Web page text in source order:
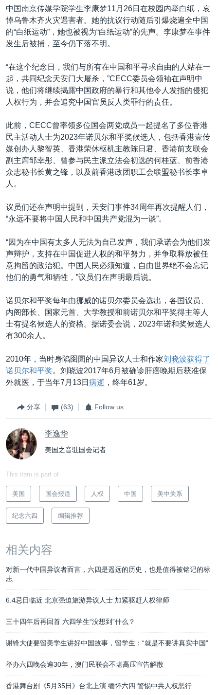
中国南京传媒学院学生李康梦11月26日在校园内举白纸，哀
悼乌鲁木齐火灾遇害者。她的抗议行动随后引爆烧遍全中国
的“白纸运动”，她也被视为“白纸运动”的先声。李康梦在事件
发生后被捕，至今仍下落不明。
“在这个纪念日，我们与所有在中国和平寻求自由的人站在一
起，共同纪念天安门大屠杀，”CECC委员会领袖在声明中
说，他们将继续揭露中国政府的暴行和其他令人发指的侵犯
人权行为，并会追究中国官员反人类罪行的责任。
此前，CECC曾率领多位国会两党成员一起提名了多位香港
民主活动人士为2023年诺贝尔和平奖候选人，包括香港壹传
媒创办人黎智英、香港荣休枢机主教陈日君、香港前支联会
副主席邹幸彤、曾参与民主派立法会初选的何桂蓝、前香港
众志秘书长黄之锋，以及前香港政团职工会联盟秘书长李卓
人。
议员们还在声明中提到，天安门事件34周年再次提醒人们，
“永远不要将中国人民和中国共产党混为一谈”。
“因为在中国有太多人无法为自己发声，我们承诺会为他们发
声辩护，支持在中国促进人权的和平努力，并争取释放被任
意拘留的政治犯。中国人民必须知道，自由世界绝不会忘记
他们的勇气和牺牲，”议员们在声明最后说。
诺贝尔和平奖每年由挪威的诺贝尔委员会选出，各国议员、
内阁部长、国家元首、大学教授和前诺贝尔和平奖得主等人
士有提名候选人的资格。据诺委会说，2023年诺和奖候选人
有300余人。
2010年，当时身陷囹圄的中国异议人士和作家刘晓波获得了
诺贝尔和平奖。刘晓波2017年6月被确诊肝癌晚期后获准保
外就医，于当年7月13日 病逝 ，终年61岁。
分享 (63) Follow us
李逸华
美国之音驻国会记者
This item is part of
美国 国会报道 人权 中国 美中关系
纪念六四 编辑推荐
相关内容
对新一代中国异议者而言，六四是遥远的历史，也是值得被铭记的标
志
6.4忌日临近 北京强迫旅游异议人士 加紧驱赶人权律师
三十四年后再回首 六四学生“没想到”什么？
谢锋大使要留美学生讲好中国故事，留学生：“就是不要讲真实中国”
举办六四晚会逾30年，澳门民联会不堪高压宣告解散
香港舞台剧《5月35日》台北上演 缅怀六四 警惕中共人权恶行